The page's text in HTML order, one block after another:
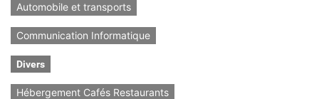
Automobile et transports
Communication Informatique
Divers
Hébergement Cafés Restaurants